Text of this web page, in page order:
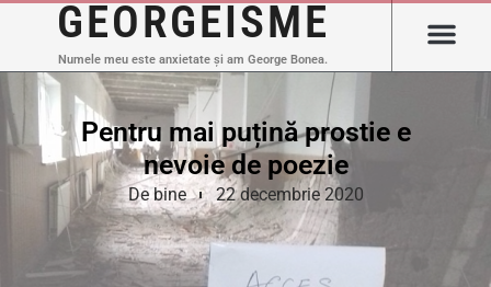
GEORGEISME
Numele meu este anxietate și am George Bonea.
Pentru mai puțină prostie e
nevoie de poezie
De bine 22 decembrie 2020